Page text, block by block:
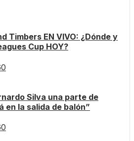
Timbers EN VIVO: ¿Dónde y
Cup HOY?
0
Silva una parte de
en la salida de balón”
0